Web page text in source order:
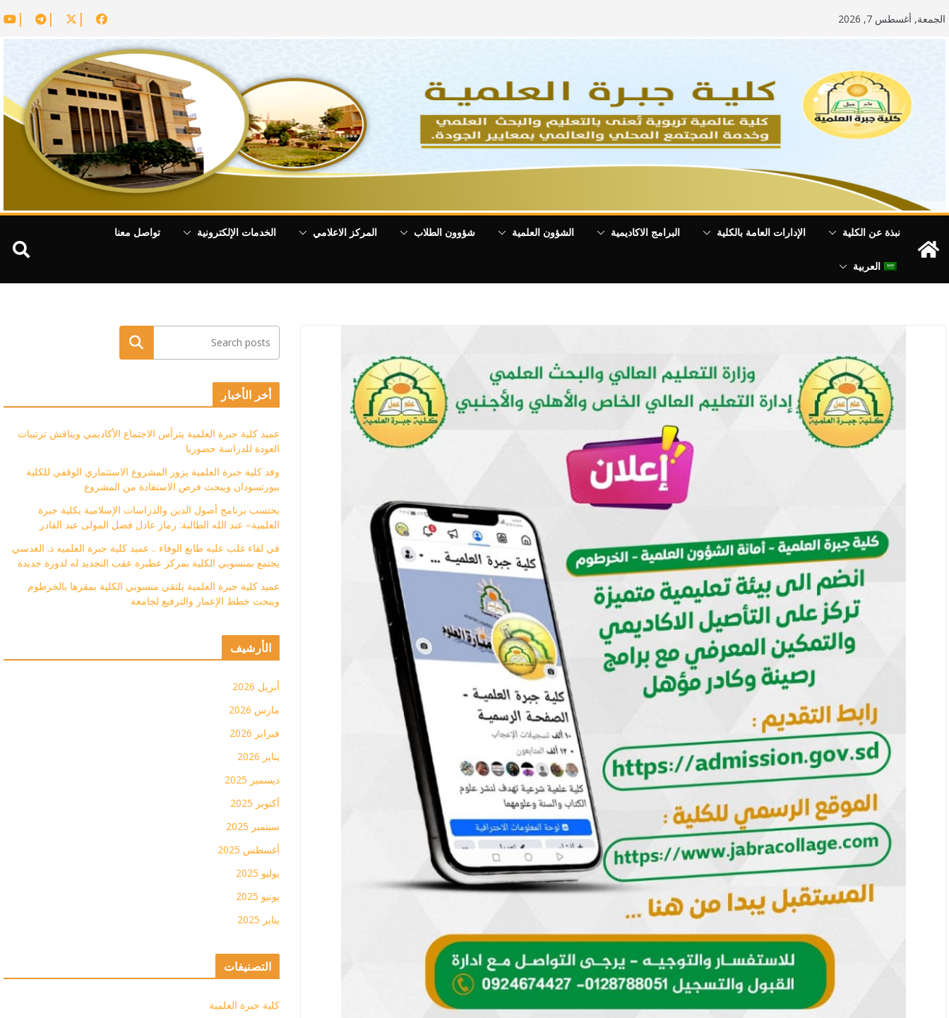
الجمعة, أغسطس 7, 2026
نبذة عن الكلية الإدارات العامة بالكلية البرامج الاكاديمية الشؤون العلمية شؤوون الطلاب المركز الاعلامي الخدمات الإلكترونية تواصل معنا
العربية
البحث
أخر الأخبار
عميد كلية جبرة العلمية يترأس الاجتماع الأكاديمي ويناقش ترتيبات
العودة للدراسة حضوريا
وفد كلية جبرة العلمية يزور المشروع الاستثماري الوقفي للكلية
ببورتسودان ويبحث فرص الاستفادة من المشروع
يحتسب برنامج أصول الدين والدراسات الإسلامية بكلية جبرة
العلمية– عند الله الطالبة: رماز عادل فضل المولى عبد القادر
في لقاء غلب عليه طابع الوفاء .. عميد كلية جبرة العلميه د. العدسي
يجتمع بمنسوبي الكلية بمركز عطبرة عقب التجديد له لدورة جديدة
عميد كلية جبرة العلمية يلتقي منسوبي الكلية بمقرها بالخرطوم
ويبحث خطط الإعمار والترفيع لجامعة
الأرشيف
أبريل 2026
مارس 2026
فبراير 2026
يناير 2026
ديسمبر 2025
أكتوبر 2025
سبتمبر 2025
أغسطس 2025
يوليو 2025
يونيو 2025
يناير 2025
التصنيفات
كلية جبرة العلمية